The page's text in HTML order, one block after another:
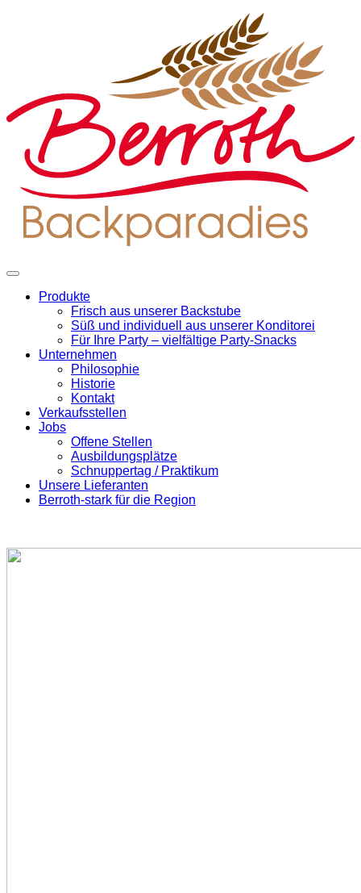
Produkte
Frisch aus unserer Backstube
Süß und individuell aus unserer Konditorei
Für Ihre Party – vielfältige Party-Snacks
Unternehmen
Philosophie
Historie
Kontakt
Verkaufsstellen
Jobs
Offene Stellen
Ausbildungsplätze
Schnuppertag / Praktikum
Unsere Lieferanten
Berroth-stark für die Region